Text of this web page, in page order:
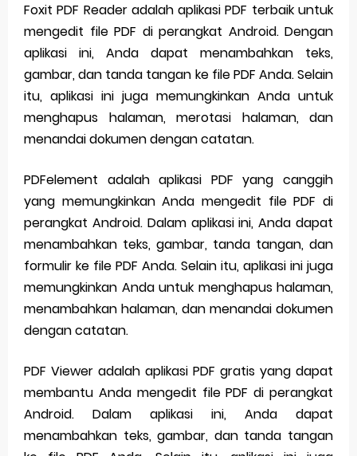
Foxit PDF Reader adalah aplikasi PDF terbaik untuk
mengedit file PDF di perangkat Android. Dengan
aplikasi ini, Anda dapat menambahkan teks,
gambar, dan tanda tangan ke file PDF Anda. Selain
itu, aplikasi ini juga memungkinkan Anda untuk
menghapus halaman, merotasi halaman, dan
menandai dokumen dengan catatan.
PDFelement adalah aplikasi PDF yang canggih
yang memungkinkan Anda mengedit file PDF di
perangkat Android. Dalam aplikasi ini, Anda dapat
menambahkan teks, gambar, tanda tangan, dan
formulir ke file PDF Anda. Selain itu, aplikasi ini juga
memungkinkan Anda untuk menghapus halaman,
menambahkan halaman, dan menandai dokumen
dengan catatan.
PDF Viewer adalah aplikasi PDF gratis yang dapat
membantu Anda mengedit file PDF di perangkat
Android. Dalam aplikasi ini, Anda dapat
menambahkan teks, gambar, dan tanda tangan